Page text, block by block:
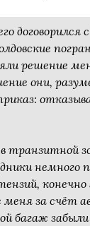
решение
они,
транзитной
немного
конечно
за счёт
багаж